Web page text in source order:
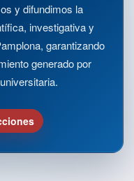
y difundimos la
investigativa y
garantizando
generado por